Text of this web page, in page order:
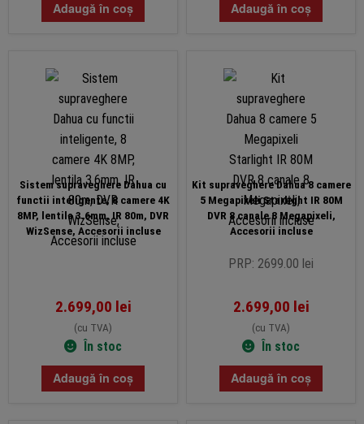
Adaugă în coș Adaugă în coș
Sistem supraveghere Dahua cu
functii inteligente, 8 camere 4K
8MP, lentila 3.6mm, IR 80m, DVR
WizSense, Accesorii incluse
2.699,00 lei
(cu TVA)
În stoc
Adaugă în coș
Kit supraveghere Dahua 8 camere
5 Megapixeli Starlight IR 80M
DVR 8 canale 8 Megapixeli,
Accesorii incluse
PRP: 2699.00 lei
2.699,00 lei
(cu TVA)
În stoc
Adaugă în coș